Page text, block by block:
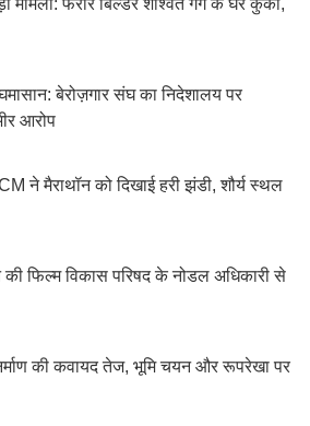
मामला: फरार बिल्डर शाश्वत गर्ग के घर कुर्की,
बेरोज़गार संघ का निदेशालय पर
आरोप
ने मैराथॉन को दिखाई हरी झंडी, शौर्य स्थल
की फिल्म विकास परिषद के नोडल अधिकारी से
की कवायद तेज, भूमि चयन और रूपरेखा पर